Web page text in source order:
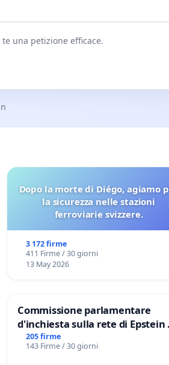
una petizione efficace.
Dopo la morte di Diégo, agiamo
la sicurezza nelle stazioni
ferroviarie svizzere.
3 172 firme
411 Firme / 30 giorni
13 May 2026
Commissione parlamentare
d'inchiesta sulla rete di Epstein
del Mossad: verità sugli Epstein
Files
205 firme
143 Firme / 30 giorni